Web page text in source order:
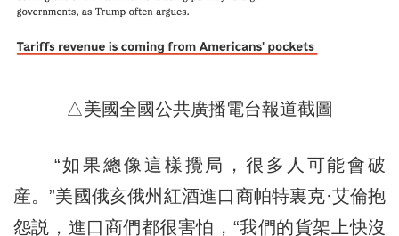
△美國全國公共廣播電台報道截圖
“如果總像這樣攪局，很多人可能會破
産。”美國俄亥俄州紅酒進口商帕特裏克·艾倫抱
怨説，進口商們都很害怕，“我們的貨架上快沒